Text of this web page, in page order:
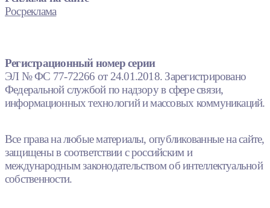
Росреклама
Регистрационный номер серии
ЭЛ № ФС 77-72266 от 24.01.2018. Зарегистрировано
Федеральной службой по надзору в сфере связи,
информационных технологий и массовых коммуникаций.
Все права на любые материалы, опубликованные на сайте,
защищены в соответствии с российским и
международным законодательством об интеллектуальной
собственности.